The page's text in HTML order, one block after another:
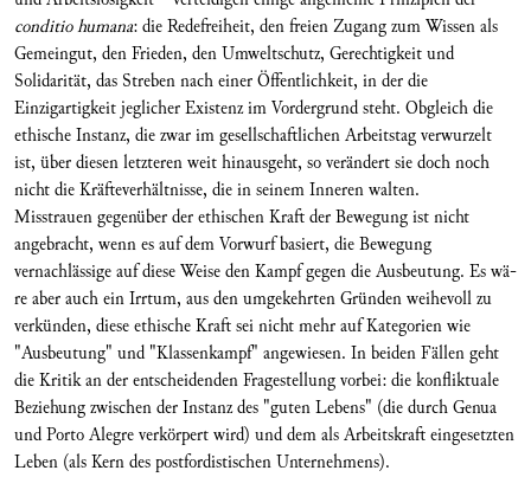
conditio humana: die Redefreiheit, den freien Zugang zum Wissen als
Gemeingut, den Frieden, den Um­weltschutz, Ge­rech­tigkeit und
Solidarität, das Streben nach einer Öffentlichkeit, in der die
Einzigartigkeit jeglicher Existenz im Vordergrund steht. Obgleich die
ethi­sche Instanz, die zwar im gesellschaftlichen Ar­beits­tag verwurzelt
ist, über diesen letzteren weit hinausgeht, so verändert sie doch noch
nicht die Kräf­teverhältnisse, die in seinem Inneren walten.
Misstrauen gegenüber der ethischen Kraft der Be­wegung ist nicht
angebracht, wenn es auf dem Vor­wurf basiert, die Bewegung
vernachlässige auf die­se Weise den Kampf gegen die Ausbeutung. Es wä­
re aber auch ein Irrtum, aus den umgekehrten Grün­den weihevoll zu
verkünden, diese ethische Kraft sei nicht mehr auf Kategorien wie
"Ausbeu­tung" und "Klassenkampf" angewiesen. In beiden Fällen geht
die Kritik an der entscheidenden Frage­stellung vorbei: die konfliktuale
Beziehung zwischen der Instanz des "guten Lebens" (die durch Genua
und Porto Alegre verkörpert wird) und dem als Arbeitskraft eingesetzten
Leben (als Kern des postfordistischen Unternehmens).